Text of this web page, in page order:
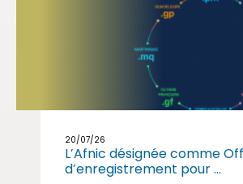
20/07/26
L’Afnic désignée comme
d’enregistrement pour ...